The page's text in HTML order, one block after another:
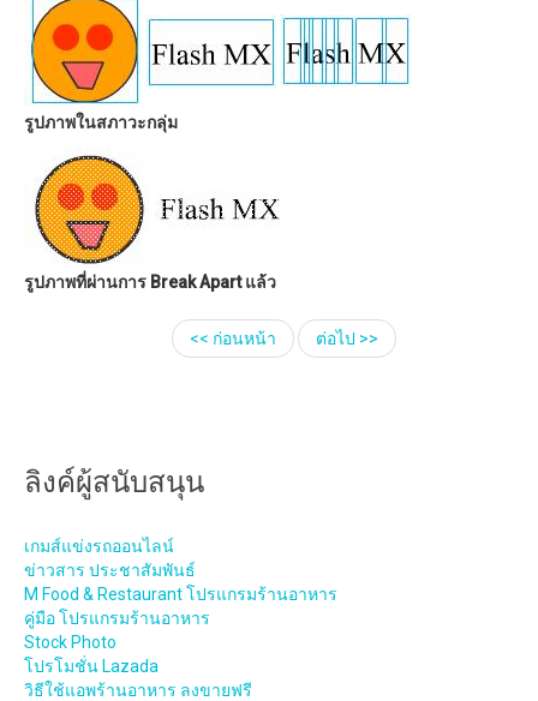
รูปภาพในสภาวะกลุ่ม
รูปภาพที่ผ่านการ Break Apart แล้ว
<< ก่อนหน้า ต่อไป >>
ลิงค์ผู้สนับสนุน
เกมส์แข่งรถออนไลน์
ข่าวสาร ประชาสัมพันธ์
M Food & Restaurant โปรแกรมร้านอาหาร
คู่มือ โปรแกรมร้านอาหาร
Stock Photo
โปรโมชั่น Lazada
วิธีใช้แอพร้านอาหาร ลงขายฟรี